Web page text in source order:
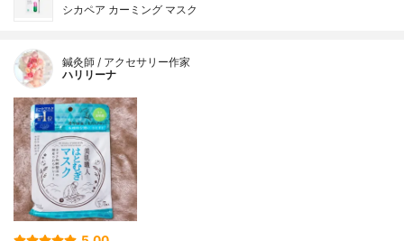
シカペア カーミング マスク
鍼灸師 / アクセサリー作家
ハリリーナ